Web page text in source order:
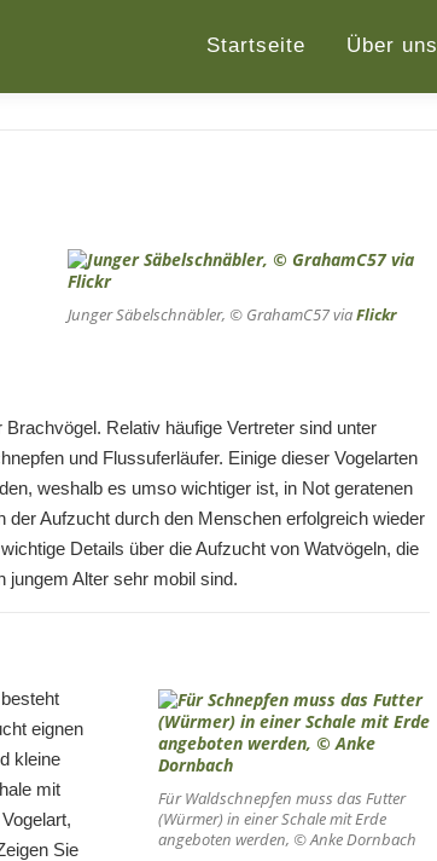
Startseite Über uns
Junger Säbelschnäbler, © GrahamC57 viaFlickr
Relativ häufige Vertreter sind unter
und Flussuferläufer. Einige dieser Vogelarten
weshalb es umso wichtiger ist, in Not geratenen
Aufzucht durch den Menschen erfolgreich wieder
Details über die Aufzucht von Watvögeln, die
Alter sehr mobil sind.
Für Waldschnepfen muss das Futter
(Würmer) in einer Schale mit Erde
angeboten werden, © Anke Dornbach
eignen
kleine
mit
Sie